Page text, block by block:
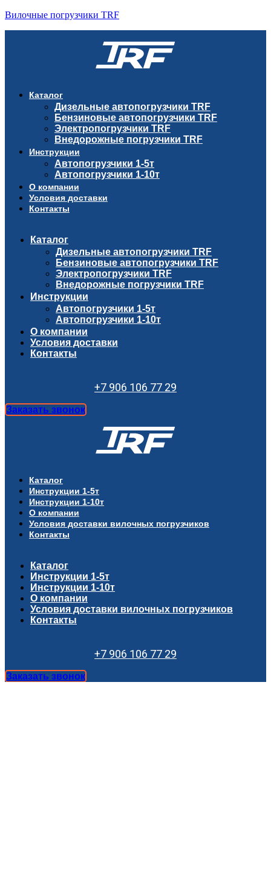
Вилочные погрузчики TRF
Каталог
Дизельные автопогрузчики TRF
Бензиновые автопогрузчики TRF
Электропогрузчики TRF
Внедорожные погрузчики TRF
Инструкции
Автопогрузчики 1-5т
Автопогрузчики 1-10т
О компании
Условия доставки
Контакты
Каталог
Дизельные автопогрузчики TRF
Бензиновые автопогрузчики TRF
Электропогрузчики TRF
Внедорожные погрузчики TRF
Инструкции
Автопогрузчики 1-5т
Автопогрузчики 1-10т
О компании
Условия доставки
Контакты
+7 906 106 77 29
Заказать звонок
Каталог
Инструкции 1-5т
Инструкции 1-10т
О компании
Условия доставки вилочных погрузчиков
Контакты
Каталог
Инструкции 1-5т
Инструкции 1-10т
О компании
Условия доставки вилочных погрузчиков
Контакты
+7 906 106 77 29
Заказать звонок